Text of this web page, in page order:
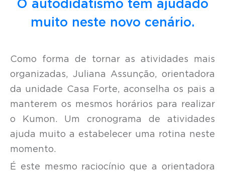
O autodidatismo tem ajudado
muito neste novo cenário.
Como forma de tornar as atividades mais
organizadas, Juliana Assunção, orientadora
da unidade Casa Forte, aconselha os pais a
manterem os mesmos horários para realizar
o Kumon. Um cronograma de atividades
ajuda muito a estabelecer uma rotina neste
momento.
É este mesmo raciocínio que a orientadora